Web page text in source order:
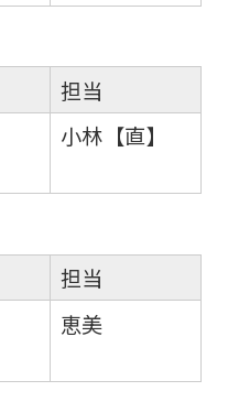
担当
小林【直】
担当
恵美